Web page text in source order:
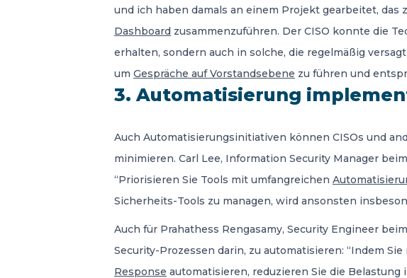
und ich haben damals an einem Projekt gearbeitet,
Dashboard zusammenzuführen. Der CISO konnte die
erhalten, sondern auch in solche, die regelmäßig
um Gespräche auf Vorstandsebene zu führen und
3. Automatisierung
Auch Automatisierungsinitiativen können CISOs und
minimieren. Carl Lee, Information Security Manager
“Priorisieren Sie Tools mit umfangreichen
Sicherheits-Tools zu managen, wird ansonsten
Auch für Prahathess Rengasamy, Security Engineer
Security-Prozessen darin, zu automatisieren: “Indem
Response automatisieren, reduzieren Sie die